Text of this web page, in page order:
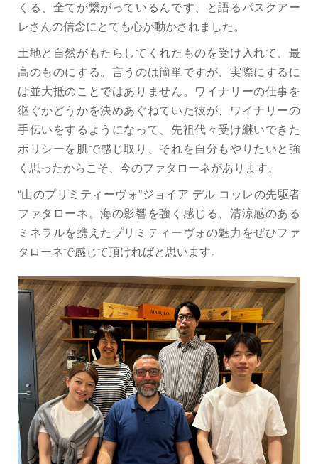
くる、全てが繋がっているんです、と語るパスクアー
レさんの信念にとても心が動かされました。
土地と自然がもたらしてくれたものを受け入れて、最
高のものにする。言うのは簡単ですが、実際にするに
は並大抵のことではありません。ワイナリーの仕事を
継ぐかどうかを決めあぐねていた彼が、ワイナリーの
手伝いをするようになって、先祖代々受け継いできた
ポリシーを肌で感じ取り、それを自分もやりたいと強
く思ったからこそ、今のファタローネがあります。
“山のプリミティーヴォ”ジョイア デル コッレの先駆者
ファタローネ。海の影響を強く感じる、清涼感のある
ミネラルを携えたプリミティーヴォの魅力をぜひファ
タローネで感じて頂ければと思います。